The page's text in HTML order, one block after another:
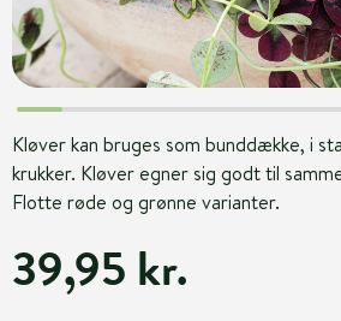
Kløver kan bruges som bunddække, i
krukker. Kløver egner sig godt til
Flotte røde og grønne varianter.
39,95 kr.